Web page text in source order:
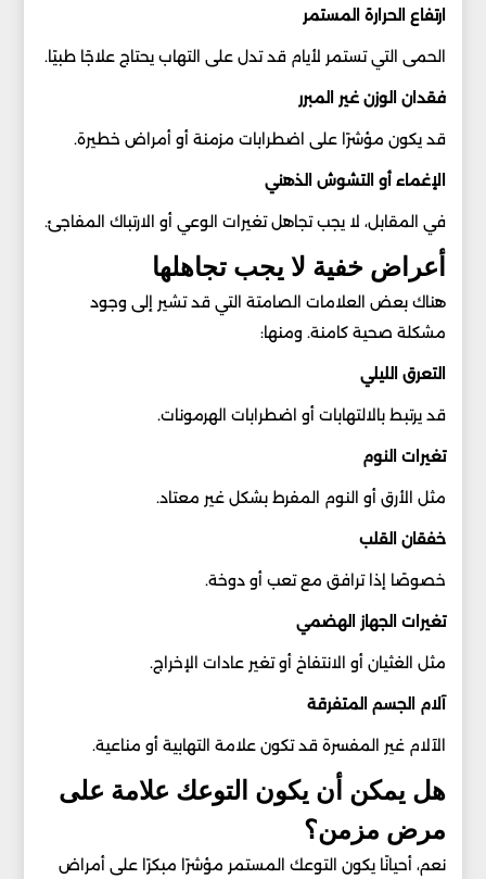
ارتفاع الحرارة المستمر
الحمى التي تستمر لأيام قد تدل على التهاب يحتاج علاجًا طبيًا.
فقدان الوزن غير المبرر
قد يكون مؤشرًا على اضطرابات مزمنة أو أمراض خطيرة.
الإغماء أو التشوش الذهني
في المقابل، لا يجب تجاهل تغيرات الوعي أو الارتباك المفاجئ.
أعراض خفية لا يجب تجاهلها
هناك بعض العلامات الصامتة التي قد تشير إلى وجود
مشكلة صحية كامنة. ومنها:
التعرق الليلي
قد يرتبط بالالتهابات أو اضطرابات الهرمونات.
تغيرات النوم
مثل الأرق أو النوم المفرط بشكل غير معتاد.
خفقان القلب
خصوصًا إذا ترافق مع تعب أو دوخة.
تغيرات الجهاز الهضمي
مثل الغثيان أو الانتفاخ أو تغير عادات الإخراج.
آلام الجسم المتفرقة
الآلام غير المفسرة قد تكون علامة التهابية أو مناعية.
هل يمكن أن يكون التوعك علامة على
مرض مزمن؟
نعم، أحيانًا يكون التوعك المستمر مؤشرًا مبكرًا على أمراض